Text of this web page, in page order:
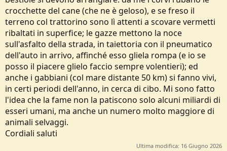
crocchette del cane (che ne è geloso), e se freso il
terreno col trattorino sono lì attenti a scovare vermetti
ribaltati in superfice; le gazze mettono la noce
sull'asfalto della strada, in taiettoria con il pneumatico
dell'auto in arrivo, affinché esso gliela rompa (e io se
posso il piacere glielo faccio sempre volentieri); ed
anche i gabbiani (col mare distante 50 km) si fanno vivi,
in certi periodi dell'anno, in cerca di cibo. Mi sono fatto
l'idea che la fame non la patiscono solo alcuni miliardi di
esseri umani, ma anche un numero molto maggiore di
animali selvaggi.
Cordiali saluti
Ultima modifica: 16 Giugno 2026